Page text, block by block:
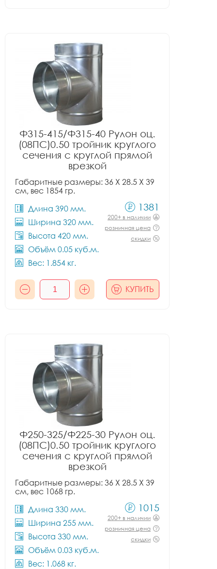
Ф315-415/Ф315-40 Рулон оц.
(08ПС)0.50 тройник круглого
сечения с круглой прямой
врезкой
Габаритные размеры: 36 X 28.5 X 39
см, вес 1854 гр.
Длина 390 мм.
Ширина 320 мм.
Высота 420 мм.
Объём 0.05 куб.м.
Вес: 1.854 кг.
1381
200+ в наличии
розничная цена
скидки
КУПИТЬ
Ф250-325/Ф225-30 Рулон оц.
(08ПС)0.50 тройник круглого
сечения с круглой прямой
врезкой
Габаритные размеры: 36 X 28.5 X 39
см, вес 1068 гр.
Длина 330 мм.
Ширина 255 мм.
Высота 330 мм.
Объём 0.03 куб.м.
Вес: 1.068 кг.
1015
200+ в наличии
розничная цена
скидки